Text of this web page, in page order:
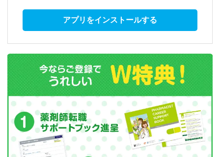
アプリをインストールする